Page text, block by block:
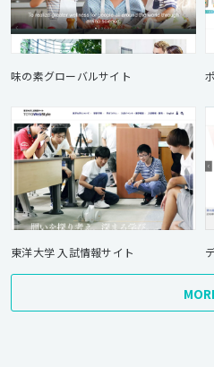
味の素グローバルサイト
東洋大学 入試情報サイト